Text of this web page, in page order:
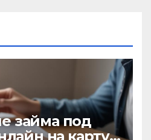
займа под
на карту